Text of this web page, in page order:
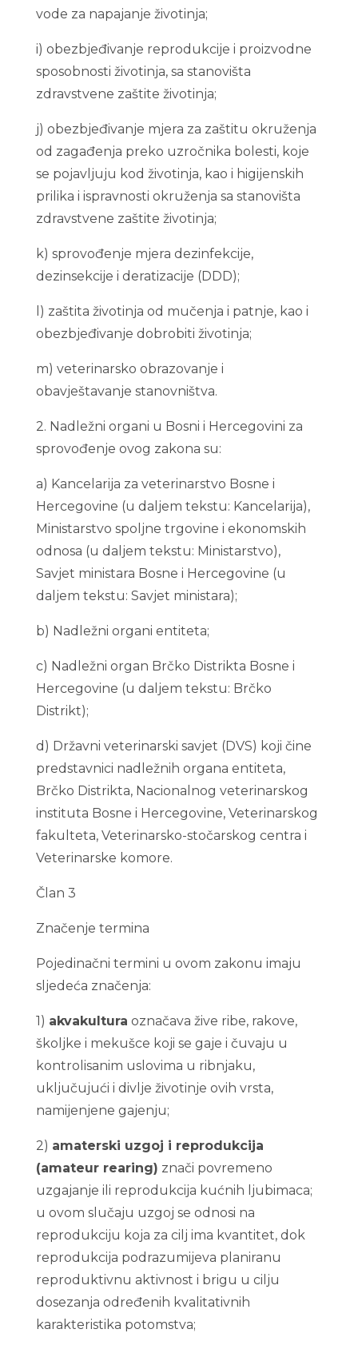
vode za napajanje životinja;
i) obezbjeđivanje reprodukcije i proizvodne
sposobnosti životinja, sa stanovišta
zdravstvene zaštite životinja;
j) obezbjeđivanje mjera za zaštitu okruženja
od zagađenja preko uzročnika bolesti, koje
se pojavljuju kod životinja, kao i higijenskih
prilika i ispravnosti okruženja sa stanovišta
zdravstvene zaštite životinja;
k) sprovođenje mjera dezinfekcije,
dezinsekcije i deratizacije (DDD);
l) zaštita životinja od mučenja i patnje, kao i
obezbjeđivanje dobrobiti životinja;
m) veterinarsko obrazovanje i
obavještavanje stanovništva.
2. Nadležni organi u Bosni i Hercegovini za
sprovođenje ovog zakona su:
a) Kancelarija za veterinarstvo Bosne i
Hercegovine (u daljem tekstu: Kancelarija),
Ministarstvo spoljne trgovine i ekonomskih
odnosa (u daljem tekstu: Ministarstvo),
Savjet ministara Bosne i Hercegovine (u
daljem tekstu: Savjet ministara);
b) Nadležni organi entiteta;
c) Nadležni organ Brčko Distrikta Bosne i
Hercegovine (u daljem tekstu: Brčko
Distrikt);
d) Državni veterinarski savjet (DVS) koji čine
predstavnici nadležnih organa entiteta,
Brčko Distrikta, Nacionalnog veterinarskog
instituta Bosne i Hercegovine, Veterinarskog
fakulteta, Veterinarsko-stočarskog centra i
Veterinarske komore.
Član 3
Značenje termina
Pojedinačni termini u ovom zakonu imaju
sljedeća značenja:
1) akvakultura označava žive ribe, rakove,
školjke i mekušce koji se gaje i čuvaju u
kontrolisanim uslovima u ribnjaku,
uključujući i divlje životinje ovih vrsta,
namijenjene gajenju;
2) amaterski uzgoj i reprodukcija
(amateur rearing) znači povremeno
uzgajanje ili reprodukcija kućnih ljubimaca;
u ovom slučaju uzgoj se odnosi na
reprodukciju koja za cilj ima kvantitet, dok
reprodukcija podrazumijeva planiranu
reproduktivnu aktivnost i brigu u cilju
dosezanja određenih kvalitativnih
karakteristika potomstva;